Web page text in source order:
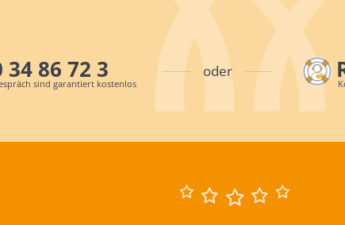
34 86 72 3
sind garantiert kostenlos
oder